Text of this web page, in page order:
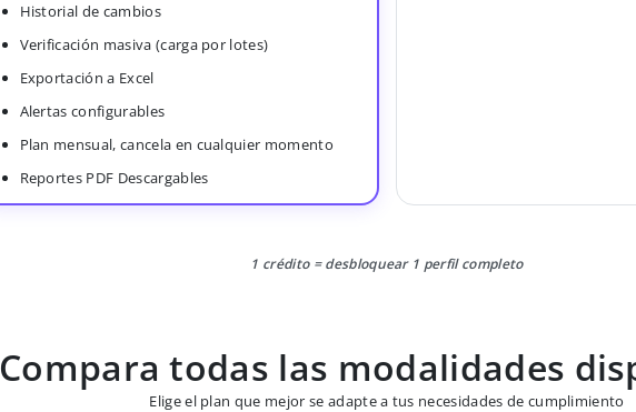
Historial de cambios
Verificación masiva (carga por lotes)
Exportación a Excel
Alertas configurables
Plan mensual, cancela en cualquier momento
Reportes PDF Descargables
1 crédito = desbloquear 1 perfil completo
Compara todas las modalidades
Elige el plan que mejor se adapte a tus necesidades de cumplimiento